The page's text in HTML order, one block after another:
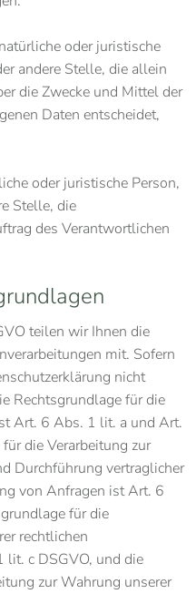
oder juristische
andere Stelle, die allein
die Zwecke und Mittel der
Daten entscheidet,
oder juristische Person,
Stelle, die
des Verantwortlichen
teilen wir Ihnen die
mit. Sofern
nicht
Rechtsgrundlage für die
Art. 6 Abs. 1 lit. a und Art.
die Verarbeitung zur
Durchführung vertraglicher
von Anfragen ist Art. 6
für die
rechtlichen
c DSGVO, und die
zur Wahrung unserer